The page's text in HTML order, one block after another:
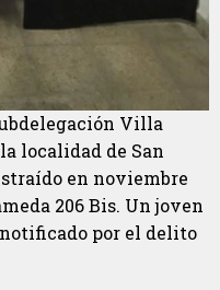
Villa
localidad de San
en noviembre
206 Bis. Un joven
por el delito